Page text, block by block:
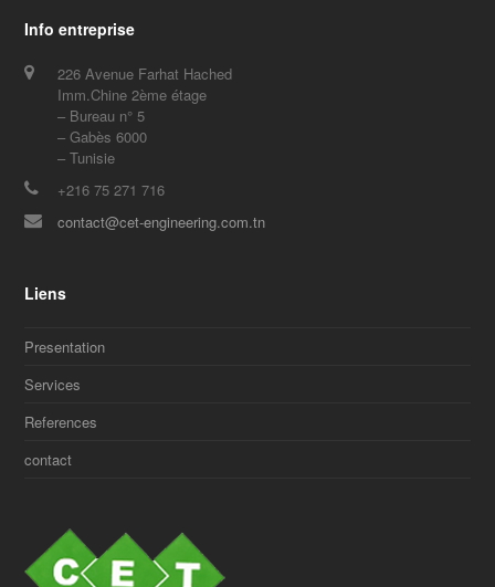
Info entreprise
226 Avenue Farhat Hached
Imm.Chine 2ème étage
– Bureau n° 5
– Gabès 6000
– Tunisie
+216 75 271 716
contact@cet-engineering.com.tn
Liens
Presentation
Services
References
contact